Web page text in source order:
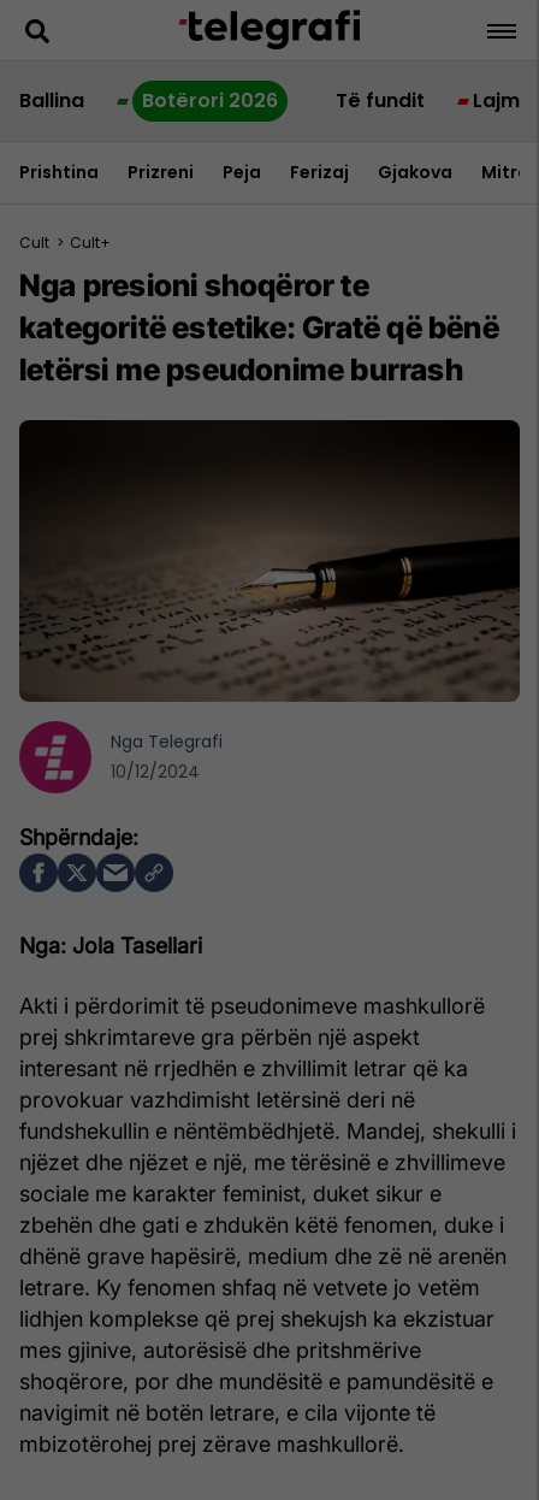
Ballina Botërori 2026 Të fundit Lajme
Prishtina Prizreni Peja Ferizaj Gjakova
Cult > Cult+
Nga presioni shoqëror te
kategoritë estetike: Gratë që bënë
letërsi me pseudonime burrash
Nga: Jola Tasellari
Akti i përdorimit të pseudonimeve mashkullorë
prej shkrimtareve gra përbën një aspekt
interesant në rrjedhën e zhvillimit letrar që ka
provokuar vazhdimisht letërsinë deri në
fundshekullin e nëntëmbëdhjetë. Mandej, shekulli i
njëzet dhe njëzet e një, me tërësinë e zhvillimeve
sociale me karakter feminist, duket sikur e
zbehën dhe gati e zhdukën këtë fenomen, duke i
dhënë grave hapësirë, medium dhe zë në arenën
letrare. Ky fenomen shfaq në vetvete jo vetëm
lidhjen komplekse që prej shekujsh ka ekzistuar
mes gjinive, autorësisë dhe pritshmërive
shoqërore, por dhe mundësitë e pamundësitë e
navigimit në botën letrare, e cila vijonte të
mbizotërohej prej zërave mashkullorë.
Nga Telegrafi
10/12/2024